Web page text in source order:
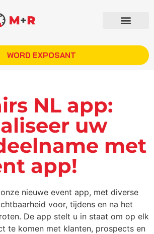
WORD EXPOSANT
NL app:
uw
met
app!
nieuwe event app, met diverse
voor, tijdens en na het
De app stelt u in staat om op elk
te komen met klanten, prospects en